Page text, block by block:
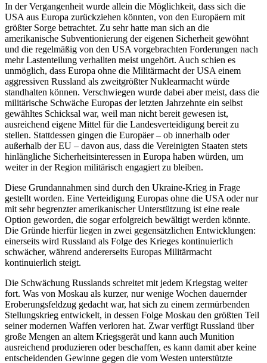
In der Vergangenheit wurde allein die Möglichkeit, dass sich die
USA aus Europa zurückziehen könnten, von den Europäern mit
größter Sorge betrachtet. Zu sehr hatte man sich an die
amerikanische Subventionierung der eigenen Sicherheit gewöhnt
und die regelmäßig von den USA vorgebrachten Forderungen nach
mehr Lastenteilung verhallten meist ungehört. Auch schien es
unmöglich, dass Europa ohne die Militärmacht der USA einem
aggressiven Russland als zweitgrößter Nuklearmacht würde
standhalten können. Verschwiegen wurde dabei aber meist, dass die
militärische Schwäche Europas der letzten Jahrzehnte ein selbst
gewähltes Schicksal war, weil man nicht bereit gewesen ist,
ausreichend eigene Mittel für die Landesverteidigung bereit zu
stellen. Stattdessen gingen die Europäer – ob innerhalb oder
außerhalb der EU – davon aus, dass die Vereinigten Staaten stets
hinlängliche Sicherheitsinteressen in Europa haben würden, um
weiter in der Region militärisch engagiert zu bleiben.
Diese Grundannahmen sind durch den Ukraine-Krieg in Frage
gestellt worden. Eine Verteidigung Europas ohne die USA oder nur
mit sehr begrenzter amerikanischer Unterstützung ist eine reale
Option geworden, die sogar erfolgreich bewältigt werden könnte.
Die Gründe hierfür liegen in zwei gegensätzlichen Entwicklungen:
einerseits wird Russland als Folge des Krieges kontinuierlich
schwächer, während andererseits Europas Militärmacht
kontinuierlich steigt.
Die Schwächung Russlands schreitet mit jedem Kriegstag weiter
fort. Was von Moskau als kurzer, nur wenige Wochen dauernder
Eroberungsfeldzug gedacht war, hat sich zu einem zermürbenden
Stellungskrieg entwickelt, in dessen Folge Moskau den größten Teil
seiner modernen Waffen verloren hat. Zwar verfügt Russland über
große Mengen an altem Kriegsgerät und kann auch Munition
ausreichend produzieren oder beschaffen, es kann damit aber keine
entscheidenden Gewinne gegen die vom Westen unterstützte